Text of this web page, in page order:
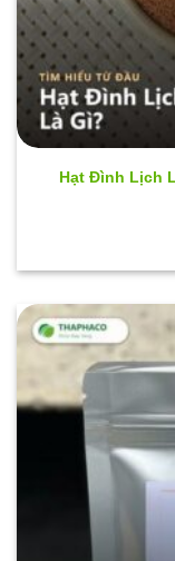
Hạt Đình Lịch